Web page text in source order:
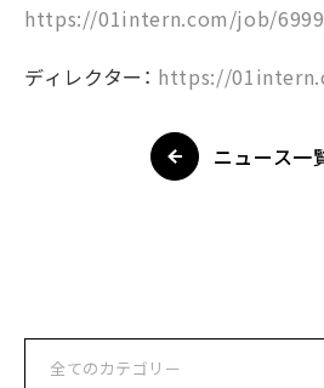
https://01intern.com/job/
ディレクター： https://
ニュース一